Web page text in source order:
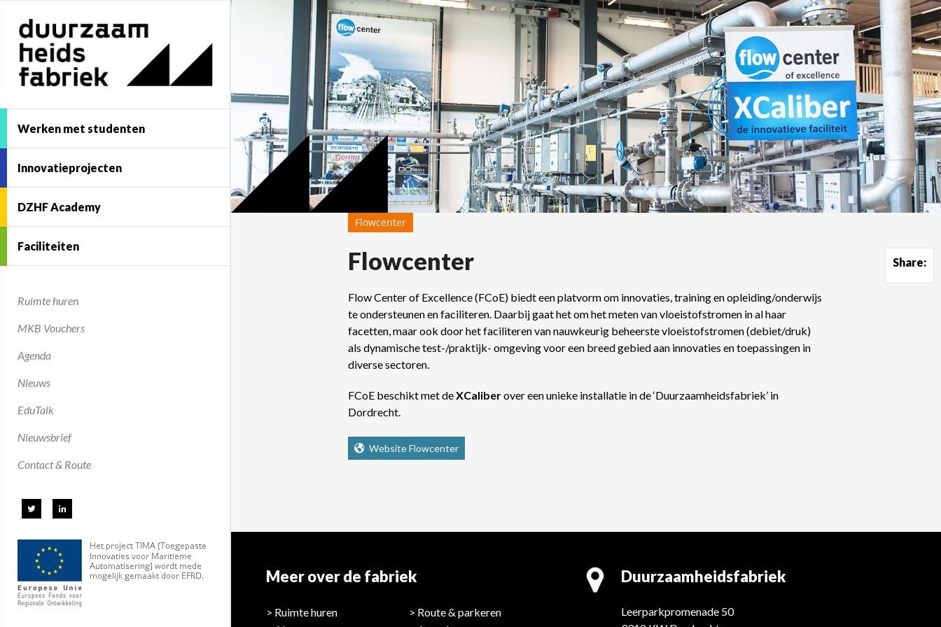
Werken met studenten
Innovatieprojecten
DZHF Academy
Faciliteiten
Ruimte huren
MKB Vouchers
Agenda
Nieuws
EduTalk
Nieuwsbrief
Contact & Route
Share:
Flowcenter
Flowcenter
Flow Center of Excellence (FCoE) biedt een platvorm om innovaties, training en opleiding/onderwijs
te ondersteunen en faciliteren. Daarbij gaat het om het meten van vloeistofstromen in al haar
facetten, maar ook door het faciliteren van nauwkeurig beheerste vloeistofstromen (debiet/druk)
als dynamische test-/praktijk- omgeving voor een breed gebied aan innovaties en toepassingen in
diverse sectoren.
FCoE beschikt met deXCaliberover een unieke installatie in de ‘Duurzaamheidsfabriek’ in
Dordrecht.
Website Flowcenter
Meer over de fabriek
Ruimte huren
Route & parkeren
Duurzaamheidsfabriek
Leerparkpromenade 50